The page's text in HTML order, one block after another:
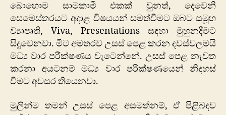
බොහොම සාමකාමී එකක් වුනත්, දෙවෙනි
සෙමෙස්තරයට අදාළ විෂයයන් සමත්වීමට ඔබට සමූහ
ව්‍යාපෘති, Viva, Presentations සඳහා මුහුනදීමට
සිදුවෙනවා. මීට අමතරව උසස් පෙළ කරන දවස්වලමයි
මධ්‍ය වාර පරීක්ෂණය වැටෙන්නේ. උසස් පෙළ නැවත
කරනා අයටනම් මධ්‍ය වාර පරීක්ෂණයෙන් නිදහස්
වීමට අවසර තියෙනවා.
මුලින්ම තමන් උසස් පෙළ අසමත්නම්, ඒ පිළිබඳව